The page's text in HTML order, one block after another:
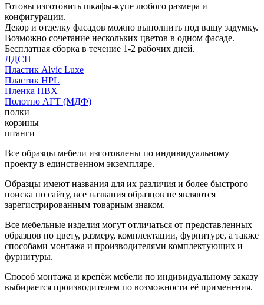
Готовы изготовить шкафы-купе любого размера и
конфигурации.
Декор и отделку фасадов можно выполнить под вашу задумку.
Возможно сочетание нескольких цветов в одном фасаде.
Бесплатная сборка в течение 1-2 рабочих дней.
ЛДСП
Пластик Alvic Luxe
Пластик HPL
Пленка ПВХ
Полотно АГТ (МДФ)
полки
корзины
штанги
Все образцы мебели изготовлены по индивидуальному
проекту в единственном экземпляре.
Образцы имеют названия для их различия и более быстрого
поиска по сайту, все названия образцов не являются
зарегистрированным товарным знаком.
Все мебельные изделия могут отличаться от представленных
образцов по цвету, размеру, комплектации, фурнитуре, а также
способами монтажа и производителями комплектующих и
фурнитуры.
Способ монтажа и крепёж мебели по индивидуальному заказу
выбирается производителем по возможности её применения.